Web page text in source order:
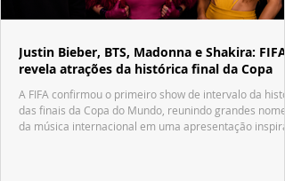
Justin Bieber, BTS, Madonna e Shakira: FIFA
revela atrações da histórica final da Copa
A FIFA confirmou o primeiro show de intervalo da
das finais da Copa do Mundo, reunindo grandes nomes
da música internacional em uma apresentação